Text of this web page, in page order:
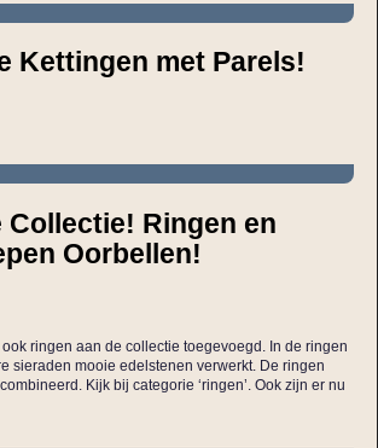
Kettingen met Parels!
Collectie! Ringen en
Oorbellen!
ringen aan de collectie toegevoegd. In de ringen
sieraden mooie edelstenen verwerkt. De ringen
Kijk bij categorie ‘ringen’. Ook zijn er nu